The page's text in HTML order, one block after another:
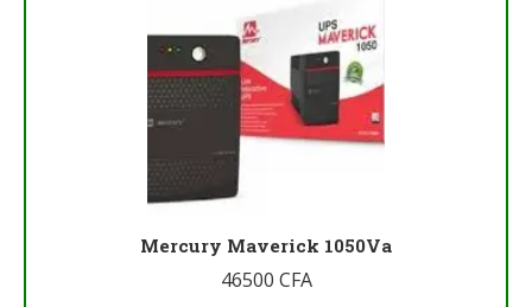
Mercury Maverick 1050Va
46500 CFA